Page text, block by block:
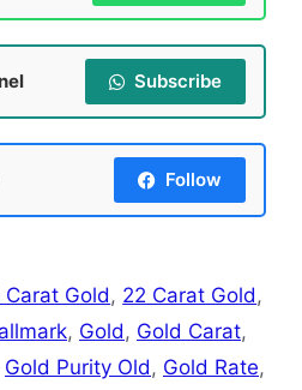
Subscribe
Follow
Carat Gold, 22 Carat Gold,
, Gold, Gold Carat,
Gold Purity Old, Gold Rate,